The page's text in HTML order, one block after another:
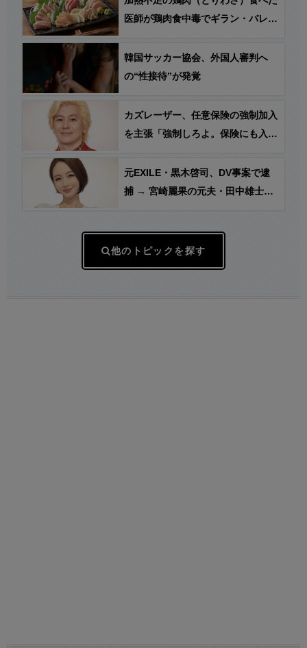
医師が鶏肉食中毒でギラン・バレー
韓国サッカー協会、外国人審判へ
の“性接待”が発覚
カズレーザー、任意保険の強制加入
を主張「強制しろよ。保険にも入れ
律を改正しないの？」
元EXILE・黒木啓司、DV事案で逮
捕 → 宮崎麗果の元夫・田中雄士
他のトピックを探す